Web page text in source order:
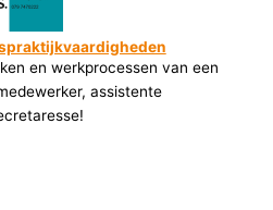
en werkprocessen van een
assistente